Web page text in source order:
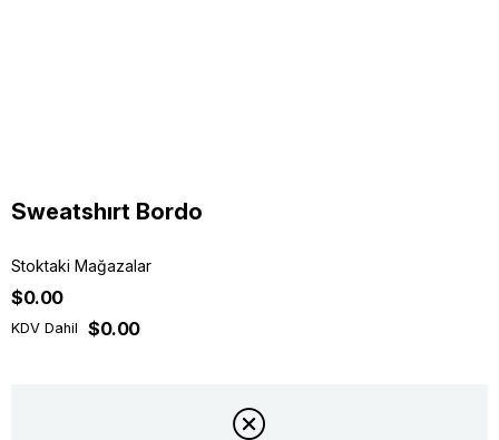
Sweatshırt Bordo
Stoktaki Mağazalar
$0.00
KDV Dahil $0.00